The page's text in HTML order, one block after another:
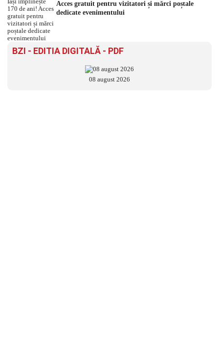
Acces gratuit pentru vizitatori și mărci poștale
dedicate evenimentului
BZI - EDITIA DIGITALĂ - PDF
08 august 2026